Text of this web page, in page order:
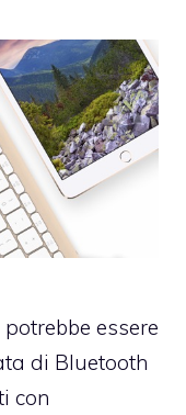
essere
di Bluetooth
con